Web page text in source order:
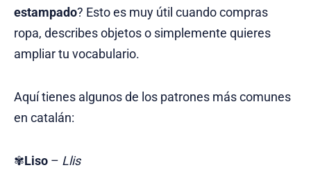
estampado? Esto es muy útil cuando compras
ropa, describes objetos o simplemente quieres
ampliar tu vocabulario.
Aquí tienes algunos de los patrones más comunes
en catalán:
✾Liso – Llis